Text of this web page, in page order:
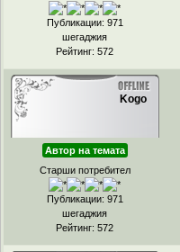
Публикации: 971
шегаджия
Рейтинг: 572
Kogo
Автор на темата
Старши потребител
Публикации: 971
шегаджия
Рейтинг: 572